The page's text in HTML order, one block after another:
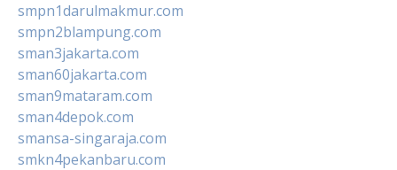
smpn1darulmakmur.com
smpn2blampung.com
sman3jakarta.com
sman60jakarta.com
sman9mataram.com
sman4depok.com
smansa-singaraja.com
smkn4pekanbaru.com